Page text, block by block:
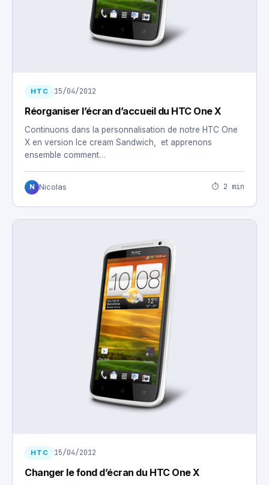
HTC 15/04/2012
Réorganiser l’écran d’accueil du HTC One X
Continuons dans la personnalisation de notre HTC One
X en version Ice cream Sandwich, et apprenons
ensemble comment…
N Nicolas ⏱ 2 min
HTC 15/04/2012
Changer le fond d’écran du HTC One X